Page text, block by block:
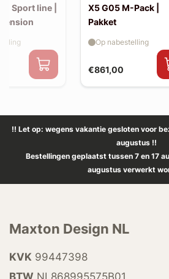
Sport line |
X5 G05 M-Pack |
Pakket
€861,00
Op nabestelling
!! Let op: wegens vakantie gesloten voor
augustus !!
Bestellingen geplaatst tussen 7 en 17
augustus verwerkt
Maxton Design NL
KVK 99447398
BTW NL868995575B01